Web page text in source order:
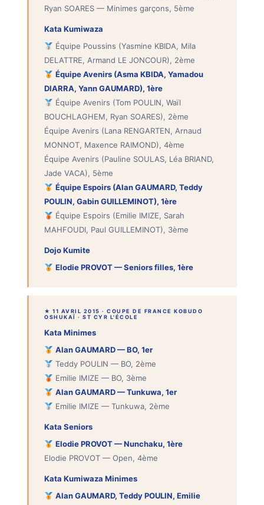
Ryan SOARES — Minimes garçons, 5ème
Kata Kumiwaza
Équipe Poussins (Yasmine KBIDA, Mila
DELATTRE, Armand LE JONCOUR), 2ème
Équipe Avenirs (Asma KBIDA, Yamadou
DIARRA, Yann GAUMARD), 1ère
Équipe Avenirs (Tom POULIN, Waïl
BOUCHLAGHEM, Ryan SOARES), 2ème
Équipe Avenirs (Lana RENGARTEN, Arnaud
MONNOT, Maxence RAIMOND), 4ème
Équipe Avenirs (Pauline SOULAS, Léa BRIAND,
Jade VACA), 5ème
Équipe Espoirs (Alan GAUMARD, Teddy
POULIN, Gabin GUILLEMINOT), 1ère
Équipe Espoirs (Emilie IMIZE, Sarah
MAHFOUDI, Paul GUILLEMINOT), 3ème
Dojo Kumite
Elodie PROVOT — Seniors filles, 1ère
★ 11 AVRIL 2015 · COUPE DE FRANCE KOBUDO
OSHUKAÏ · ST CYR L'ÉCOLE
Kata Minimes
Alan GAUMARD — BO, 1er
Teddy POULIN — BO, 2ème
Emilie IMIZE — BO, 3ème
Alan GAUMARD — Tunkuwa, 1er
Emilie IMIZE — Tunkuwa, 2ème
Kata Seniors
Elodie PROVOT — Nunchaku, 1ère
Elodie PROVOT — Open, 4ème
Kata Kumiwaza Minimes
Alan GAUMARD, Teddy POULIN, Emilie